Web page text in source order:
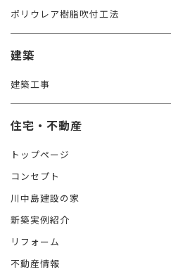
ポリウレア樹脂吹付工法
建築
建築工事
住宅・不動産
トップページ
コンセプト
川中島建設の家
新築実例紹介
リフォーム
不動産情報